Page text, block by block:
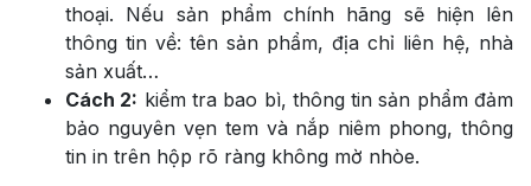
thoại. Nếu sản phẩm chính hãng sẽ hiện lên
thông tin về: tên sản phẩm, địa chỉ liên hệ, nhà
sản xuất…
Cách 2: kiểm tra bao bì, thông tin sản phẩm đảm
bảo nguyên vẹn tem và nắp niêm phong, thông
tin in trên hộp rõ ràng không mờ nhòe.